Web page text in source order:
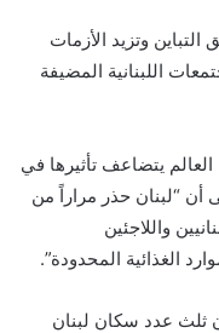
وتزيد الأزمات
اللبنانية المضيفة
يتضاعف تأثيرها في
أن “لبنان حذر مراراً من
واللاجئين
الغذائية المحدودة”.
ثلث عدد سكان لبنان